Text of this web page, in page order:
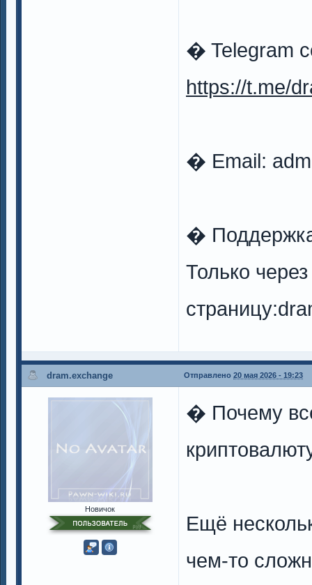
� Telegram
https://t.me/
� Email:
�
Только
dram.exchange Отправлено 20 мая 2026 - 19:23
Новичок
� Почему
Ещё
чем-то